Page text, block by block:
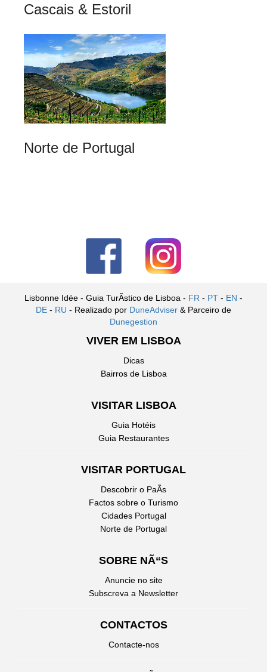
Cascais & Estoril
Norte de Portugal
Lisbonne Idée - Guia TurÃ­stico de Lisboa - FR - PT - EN -
DE - RU - Realizado por DuneAdviser & Parceiro de
Dunegestion
VIVER EM LISBOA
Dicas
Bairros de Lisboa
VISITAR LISBOA
Guia Hotéis
Guia Restaurantes
VISITAR PORTUGAL
Descobrir o PaÃ­s
Factos sobre o Turismo
Cidades Portugal
Norte de Portugal
SOBRE NÃ“S
Anuncie no site
Subscreva a Newsletter
CONTACTOS
Contacte-nos